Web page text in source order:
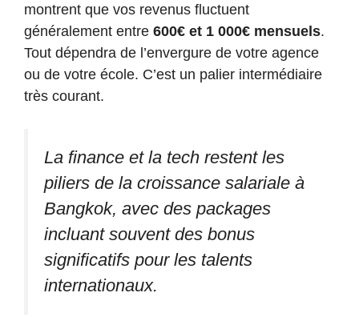
montrent que vos revenus fluctuent
généralement entre 600€ et 1 000€ mensuels.
Tout dépendra de l’envergure de votre agence
ou de votre école. C’est un palier intermédiaire
très courant.
La finance et la tech restent les
piliers de la croissance salariale à
Bangkok, avec des packages
incluant souvent des bonus
significatifs pour les talents
internationaux.